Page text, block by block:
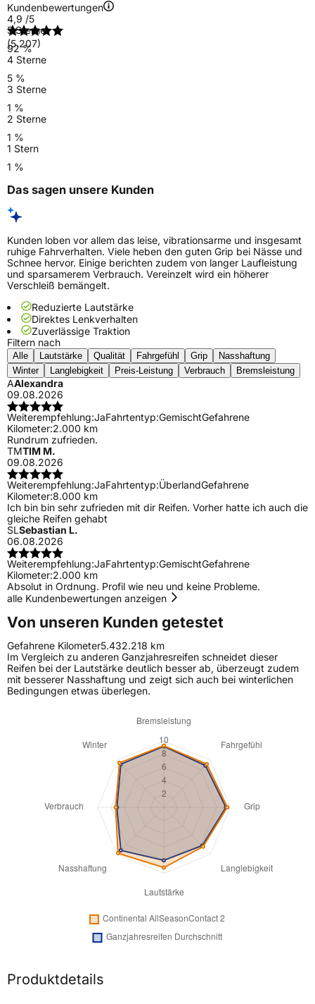
Kundenbewertungen
4,9 /5
(5.207)
5 Sterne
92 %
4 Sterne
5 %
3 Sterne
1 %
2 Sterne
1 %
1 Stern
1 %
Das sagen unsere Kunden
Kunden loben vor allem das leise, vibrationsarme und insgesamt
ruhige Fahrverhalten. Viele heben den guten Grip bei Nässe und
Schnee hervor. Einige berichten zudem von langer Laufleistung
und sparsamerem Verbrauch. Vereinzelt wird ein höherer
Verschleiß bemängelt.
Reduzierte Lautstärke
Direktes Lenkverhalten
Zuverlässige Traktion
Filtern nach
Alle Lautstärke Qualität Fahrgefühl Grip
Nasshaftung
Winter
Langlebigkeit Preis-Leistung Verbrauch Bremsleistung
AAlexandra
09.08.2026
Weiterempfehlung:JaFahrtentyp:GemischtGefahrene
Kilometer:2.000 km
Rundrum zufrieden.
TMTIM M.
09.08.2026
Weiterempfehlung:JaFahrtentyp:ÜberlandGefahrene
Kilometer:8.000 km
Ich bin bin sehr zufrieden mit dir Reifen. Vorher hatte ich auch die
gleiche Reifen gehabt
SLSebastian L.
06.08.2026
Weiterempfehlung:JaFahrtentyp:GemischtGefahrene
Kilometer:2.000 km
Absolut in Ordnung. Profil wie neu und keine Probleme.
alle Kundenbewertungen anzeigen
Von unseren Kunden getestet
Gefahrene Kilometer5.432.218 km
Im Vergleich zu anderen Ganzjahresreifen schneidet dieser
Reifen bei der Lautstärke deutlich besser ab, überzeugt zudem
mit besserer Nasshaftung und zeigt sich auch bei winterlichen
Bedingungen etwas überlegen.
Produktdetails